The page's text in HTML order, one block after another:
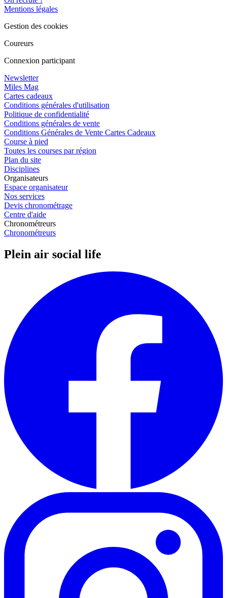
Mentions légales
Gestion des cookies
Coureurs
Connexion participant
Newsletter
Miles Mag
Cartes cadeaux
Conditions générales d'utilisation
Politique de confidentialité
Conditions générales de vente
Conditions Générales de Vente Cartes Cadeaux
Course à pied
Toutes les courses par région
Plan du site
Disciplines
Organisateurs
Espace organisateur
Nos services
Devis chronométrage
Centre d'aide
Chronométreurs
Chronométreurs
Plein air social life